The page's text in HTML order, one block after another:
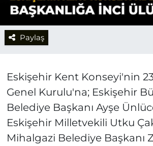
Paylaş
Eskişehir Kent Konseyi'nin
Genel Kurulu'na; Eskişehir
Belediye Başkanı Ayşe
Eskişehir Milletvekili Utku
Mihalgazi Belediye Başkanı